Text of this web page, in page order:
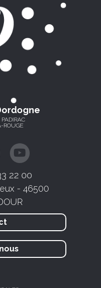
ROUGE
22 00
- 46500